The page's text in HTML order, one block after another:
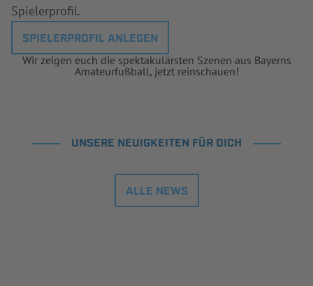
Spielerprofil.
SPIELERPROFIL ANLEGEN
Wir zeigen euch die spektakulärsten Szenen aus Bayerns
Amateurfußball, jetzt reinschauen!
UNSERE NEUIGKEITEN FÜR DICH
ALLE NEWS